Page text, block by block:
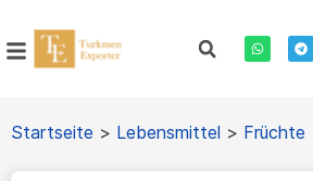
Startseite > Lebensmittel > Früchte